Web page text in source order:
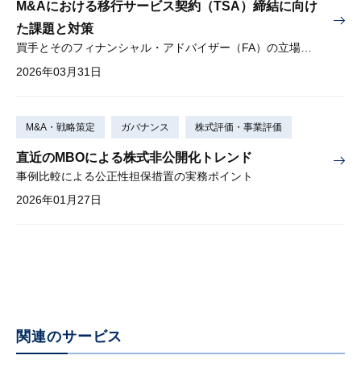
M&Aにおける移行サービス契約（TSA）締結に向け
た課題と対策
2026年03月31日
M&A・戦略策定 ガバナンス 株式評価・事業評価
直近のMBOによる株式非公開化トレンド
事例比較による公正性担保措置の実務ポイント
2026年01月27日
関連のサービス